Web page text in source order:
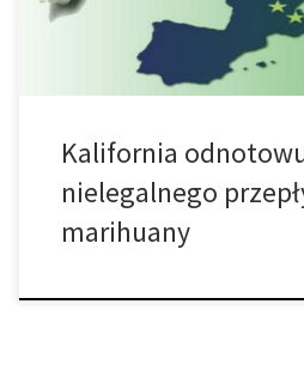
Agricultural Issues Center […]
Kalifornia
nielegalnego
marihuany